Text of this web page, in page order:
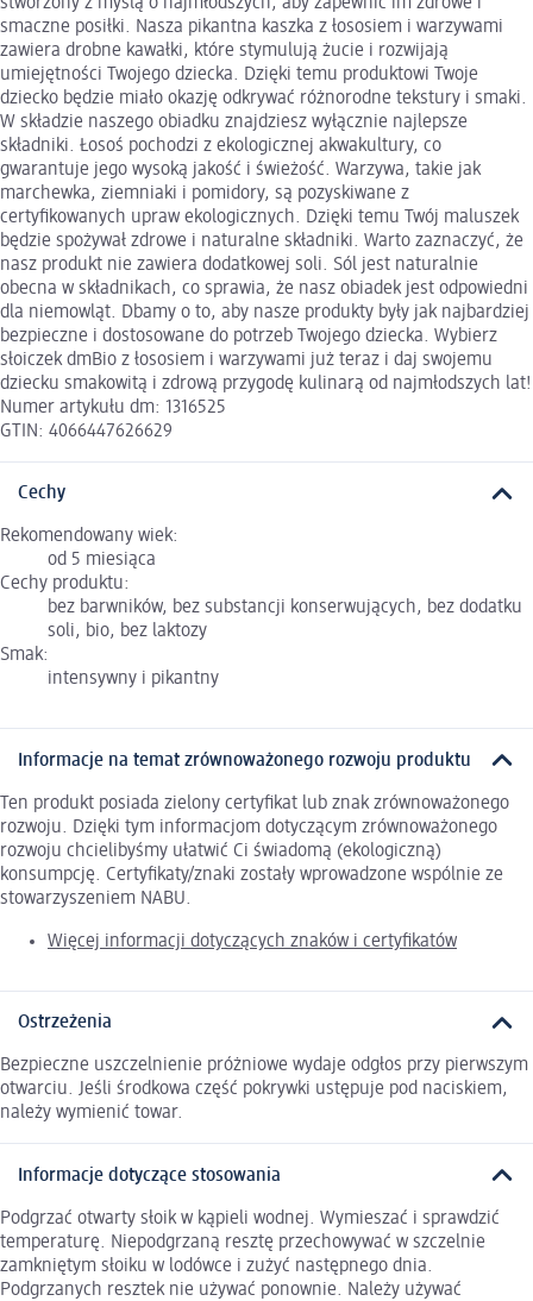
smaczne posiłki. Nasza pikantna kaszka z łososiem i warzywami
zawiera drobne kawałki, które stymulują żucie i rozwijają
umiejętności Twojego dziecka. Dzięki temu produktowi Twoje
dziecko będzie miało okazję odkrywać różnorodne tekstury i smaki.
W składzie naszego obiadku znajdziesz wyłącznie najlepsze
składniki. Łosoś pochodzi z ekologicznej akwakultury, co
gwarantuje jego wysoką jakość i świeżość. Warzywa, takie jak
marchewka, ziemniaki i pomidory, są pozyskiwane z
certyfikowanych upraw ekologicznych. Dzięki temu Twój maluszek
będzie spożywał zdrowe i naturalne składniki. Warto zaznaczyć, że
nasz produkt nie zawiera dodatkowej soli. Sól jest naturalnie
obecna w składnikach, co sprawia, że nasz obiadek jest odpowiedni
dla niemowląt. Dbamy o to, aby nasze produkty były jak najbardziej
bezpieczne i dostosowane do potrzeb Twojego dziecka. Wybierz
słoiczek dmBio z łososiem i warzywami już teraz i daj swojemu
dziecku smakowitą i zdrową przygodę kulinarą od najmłodszych lat!
Numer artykułu dm: 1316525
GTIN: 4066447626629
Cechy
Rekomendowany wiek:
od 5 miesiąca
Cechy produktu:
bez barwników, bez substancji konserwujących, bez dodatku
soli, bio, bez laktozy
Smak:
intensywny i pikantny
Informacje na temat zrównoważonego rozwoju produktu
Ten produkt posiada zielony certyfikat lub znak zrównoważonego
rozwoju. Dzięki tym informacjom dotyczącym zrównoważonego
rozwoju chcielibyśmy ułatwić Ci świadomą (ekologiczną)
konsumpcję. Certyfikaty/znaki zostały wprowadzone wspólnie ze
stowarzyszeniem NABU.
Więcej informacji dotyczących znaków i certyfikatów
Ostrzeżenia
Bezpieczne uszczelnienie próżniowe wydaje odgłos przy pierwszym
otwarciu. Jeśli środkowa część pokrywki ustępuje pod naciskiem,
należy wymienić towar.
Informacje dotyczące stosowania
Podgrzać otwarty słoik w kąpieli wodnej. Wymieszać i sprawdzić
temperaturę. Niepodgrzaną resztę przechowywać w szczelnie
zamkniętym słoiku w lodówce i zużyć następnego dnia.
Podgrzanych resztek nie używać ponownie. Należy używać